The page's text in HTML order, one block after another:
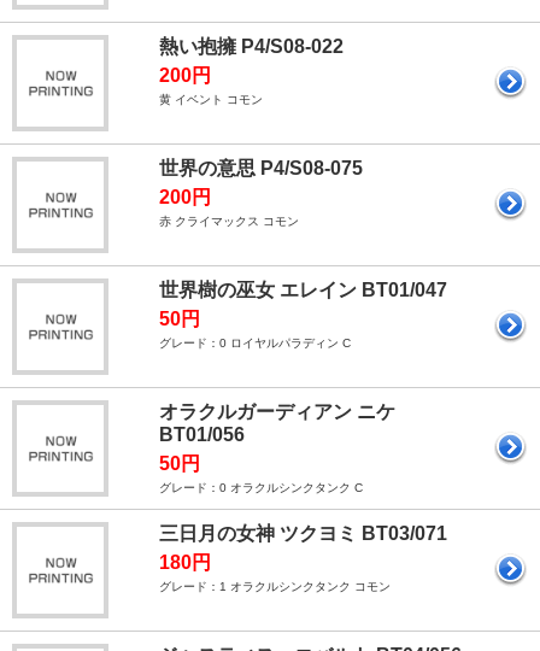
熱い抱擁 P4/S08-022
200円
黄 イベント コモン
世界の意思 P4/S08-075
200円
赤 クライマックス コモン
世界樹の巫女 エレイン BT01/047
50円
グレード：0 ロイヤルパラディン C
オラクルガーディアン ニケ
BT01/056
50円
グレード：0 オラクルシンクタンク C
三日月の女神 ツクヨミ BT03/071
180円
グレード：1 オラクルシンクタンク コモン